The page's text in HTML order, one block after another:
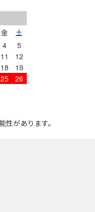
金
土
4
5
11
12
18
19
25
26
性があります。